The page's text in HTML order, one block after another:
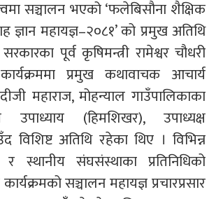
सञ्चालन भएको ‘फलेबिसौना शैक्षिक
ज्ञान महायज्ञ–२०८१’ को प्रमुख अतिथि
पूर्व कृषिमन्त्री रामेश्वर चौधरी
प्रमुख कथावाचक आचार्य
महाराज, मोहन्याल गाउँपालिकाका
उपाध्याय (हिमशिखर), उपाध्यक्ष
विशिष्ट अतिथि रहेका थिए । विभिन्न
स्थानीय संघसंस्थाका प्रतिनिधिको
सञ्चालन महायज्ञ प्रचारप्रसार